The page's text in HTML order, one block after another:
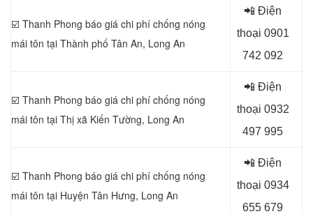
☑️ Thanh Phong báo giá chi phí chống nóng
mái tôn tại Thành phố Tân An, Long An
📲 Điện
thoại 0901
742 092
☑️ Thanh Phong báo giá chi phí chống nóng
mái tôn tại Thị xã Kiến Tường, Long An
📲 Điện
thoại 0932
497 995
☑️ Thanh Phong báo giá chi phí chống nóng
mái tôn tại Huyện Tân Hưng, Long An
📲 Điện
thoại 0934
655 679